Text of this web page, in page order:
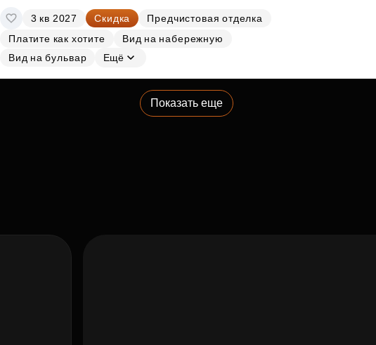
3 кв 2027 Скидка
Предчистовая отделка
Платите как хотите
Вид на набережную
Вид на бульвар
Ещё
Показать еще